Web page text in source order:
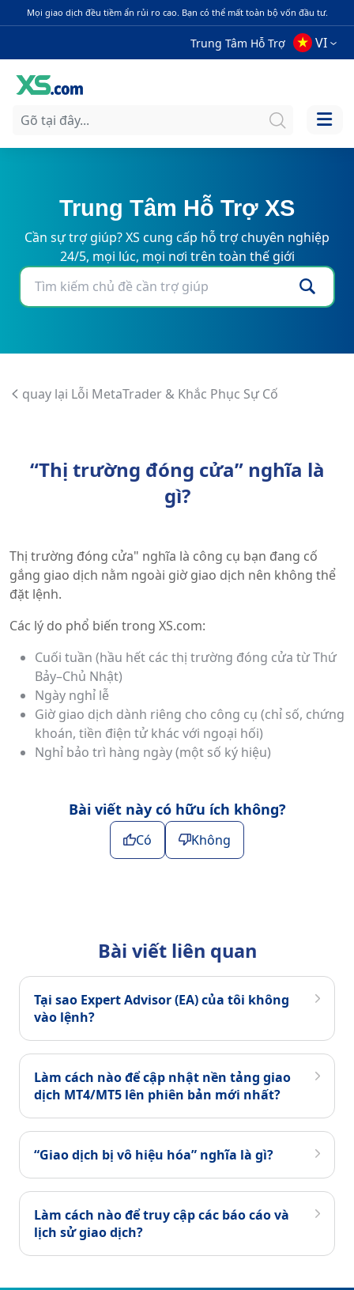
Mọi giao dịch đều tiềm ẩn rủi ro cao. Bạn có thể mất toàn bộ vốn đầu tư.
Trung Tâm Hỗ Trợ VI
Trung Tâm Hỗ Trợ XS
Cần sự trợ giúp? XS cung cấp hỗ trợ chuyên nghiệp
24/5, mọi lúc, mọi nơi trên toàn thế giới
quay lại Lỗi MetaTrader & Khắc Phục Sự Cố
“Thị trường đóng cửa” nghĩa là
gì?
Thị trường đóng cửa" nghĩa là công cụ bạn đang cố
gắng giao dịch nằm ngoài giờ giao dịch nên không thể
đặt lệnh.
Các lý do phổ biến trong XS.com:
Cuối tuần (hầu hết các thị trường đóng cửa từ Thứ
Bảy–Chủ Nhật)
Ngày nghỉ lễ
Giờ giao dịch dành riêng cho công cụ (chỉ số, chứng
khoán, tiền điện tử khác với ngoại hối)
Nghỉ bảo trì hàng ngày (một số ký hiệu)
Bài viết này có hữu ích không?
Có Không
Bài viết liên quan
Tại sao Expert Advisor (EA) của tôi không
vào lệnh?
Làm cách nào để cập nhật nền tảng giao
dịch MT4/MT5 lên phiên bản mới nhất?
“Giao dịch bị vô hiệu hóa” nghĩa là gì?
Làm cách nào để truy cập các báo cáo và
lịch sử giao dịch?